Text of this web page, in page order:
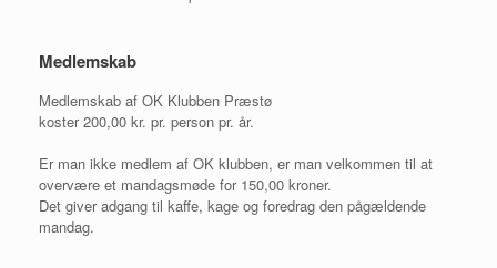
Medlemskab
Medlemskab af OK Klubben Præstø
koster 200,00 kr. pr. person pr. år.
Er man ikke medlem af OK klubben, er man velkommen til at
overvære et mandagsmøde for 150,00 kroner.
Det giver adgang til kaffe, kage og foredrag den pågældende
mandag.